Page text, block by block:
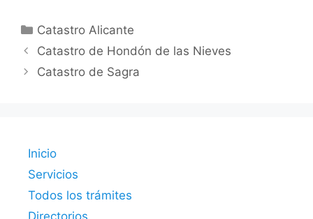
Categorías
Catastro Alicante
Catastro de Hondón de las Nieves
Catastro de Sagra
Inicio
Servicios
Todos los trámites
Directorios